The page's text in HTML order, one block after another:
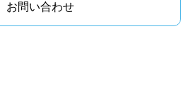
お問い合わせ